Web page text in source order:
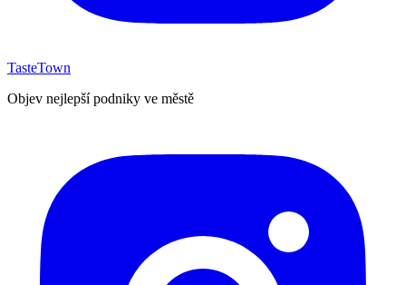
TasteTown
Objev nejlepší podniky ve městě